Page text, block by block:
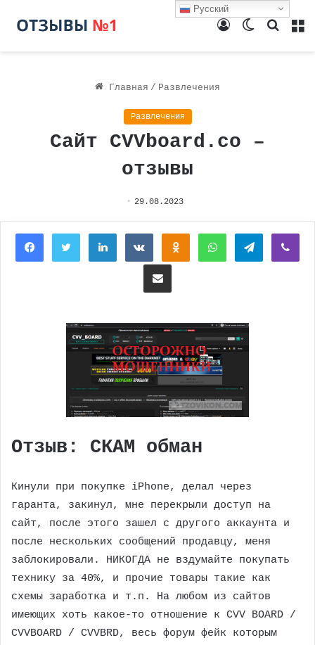
Поиск
Switch
Войти
Главная / Развлечения
Развлечения
Сайт CVVboard.co –
отзывы
29.08.2023
FacebookTwitterLinkedInВконтактеОдноклассники
WhatsAppTelegram
Поделиться через электронную почту
Отзыв: СКАМ обман
Кинули при покупке iPhone, делал через
гаранта, закинул, мне перекрыли доступ на
сайт, после этого зашел с другого аккаунта и
после нескольких сообщений продавцу, меня
заблокировали. НИКОГДА не вздумайте покупать
технику за 40%, и прочие товары такие как
схемы заработка и т.п. На любом из сайтов
имеющих хоть какое-то отношение к CVV BOARD /
CVVBOARD / CVVBRD, весь форум фейк которым
Русский